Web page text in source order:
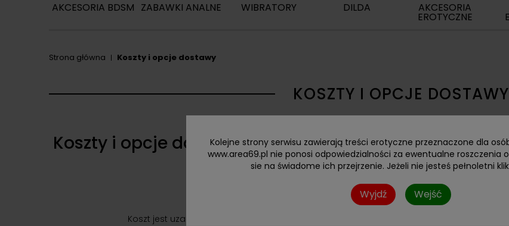
Kolejne strony serwisu zawierają treści erotyczne przeznaczone dla
www.area69.pl nie ponosi odpowiedzialności za ewentualne roszczenia
sie na świadome ich przejrzenie. Jeżeli nie jesteś pełnoletni
Wyjdź Wejść
AKCESORIA BDSM ZABAWKI ANALNE WIBRATORY DILDA AKCESORIA
EROTYCZNE
Strona główna Koszty i opcje dostawy
KOSZTY I OPCJE DOSTAWY
Koszty i opcje dostawy
Koszt jest uzależniony od formy płatności. Całe zamówienie jest wysyłane w jednej